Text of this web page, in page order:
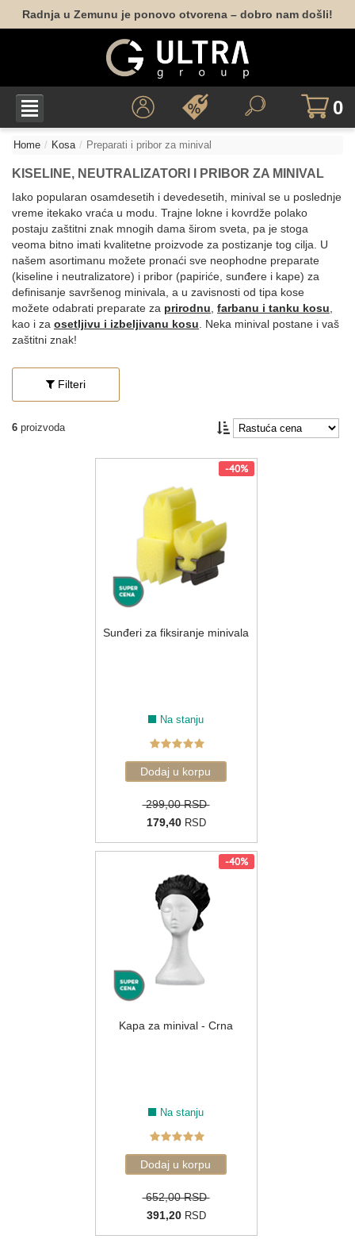
Radnja u Zemunu je ponovo otvorena – dobro nam došli!
0
Home Kosa Preparati i pribor za minival
KISELINE, NEUTRALIZATORI I PRIBOR ZA MINIVAL
Iako popularan osamdesetih i devedesetih, minival se u poslednje
vreme itekako vraća u modu. Trajne lokne i kovrdže polako
postaju zaštitni znak mnogih dama širom sveta, pa je stoga
veoma bitno imati kvalitetne proizvode za postizanje tog cilja. U
našem asortimanu možete pronaći sve neophodne preparate
(kiseline i neutralizatore) i pribor (papiriće, sunđere i kape) za
definisanje savršenog minivala, a u zavisnosti od tipa kose
možete odabrati preparate za prirodnu farbanu i tanku kosu
kao i za osetljivu i izbeljivanu kosu . Neka minival postane i vaš
zaštitni znak!
Filteri
6 proizvoda
-40%
Sunđeri za fiksiranje minivala
Na stanju
299,00 RSD
179,40RSD
-40%
Kapa za minival - Crna
Na stanju
652,00 RSD
391,20RSD